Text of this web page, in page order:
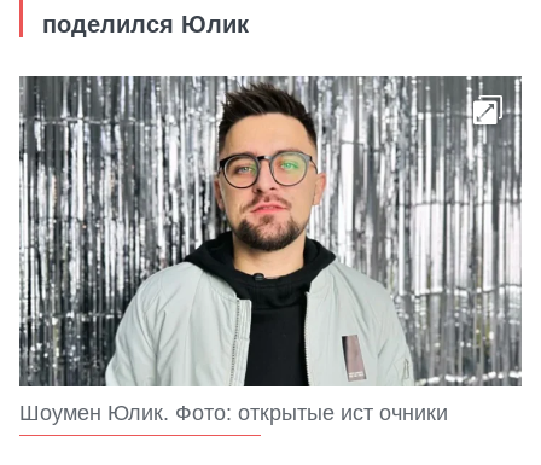
поделился Юлик
Шоумен Юлик. Фото: открытые ист очники